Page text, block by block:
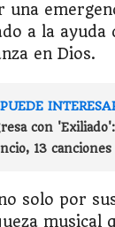
una
a la ayuda
en Dios.
con
13
solo por
musical